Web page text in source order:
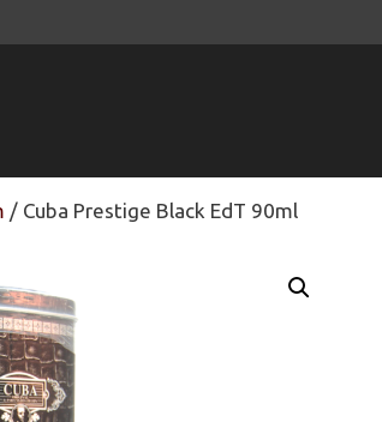
/ Cuba Prestige Black EdT 90ml